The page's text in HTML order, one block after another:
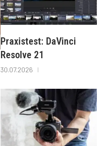
Praxistest: DaVinci
Resolve 21
30.07.2026